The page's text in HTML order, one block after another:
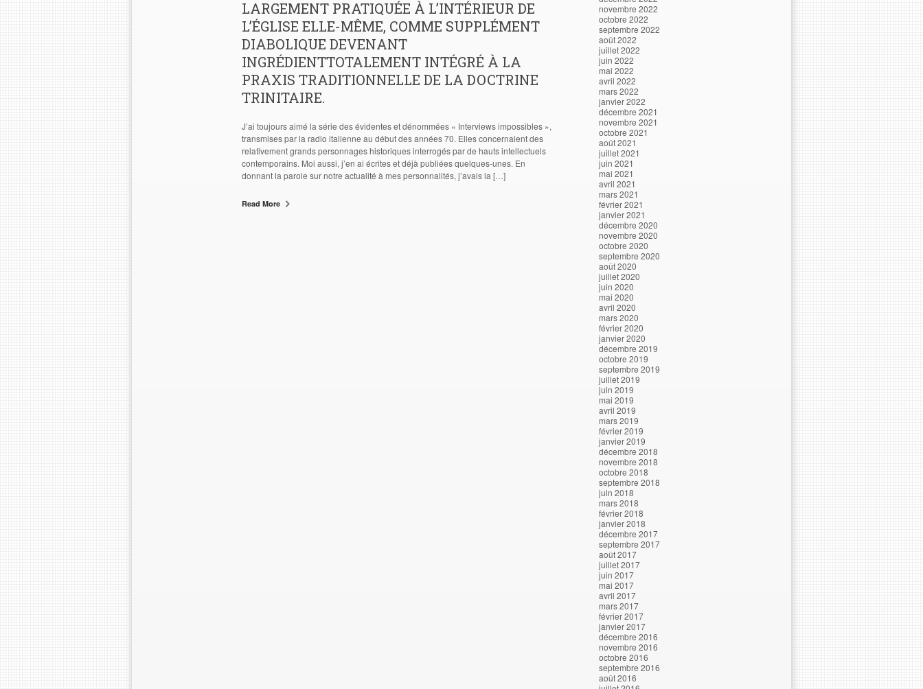
LARGEMENT PRATIQUÉE À L’INTÉRIEUR DE
L’ÉGLISE ELLE-MÊME, COMME SUPPLÉMENT
DIABOLIQUE DEVENANT
INGRÉDIENTTOTALEMENT INTÉGRÉ À LA
PRAXIS TRADITIONNELLE DE LA DOCTRINE
TRINITAIRE.
J’ai toujours aimé la série des évidentes et dénommées « Interviews impossibles »,
transmises par la radio italienne au début des années 70. Elles concernaient des
relativement grands personnages historiques interrogés par de hauts intellectuels
contemporains. Moi aussi, j’en ai écrites et déjà publiées quelques-unes. En
donnant la parole sur notre actualité à mes personnalités, j’avais la […]
Read More
novembre 2022
octobre 2022
septembre 2022
août 2022
juillet 2022
juin 2022
mai 2022
avril 2022
mars 2022
janvier 2022
décembre 2021
novembre 2021
octobre 2021
août 2021
juillet 2021
juin 2021
mai 2021
avril 2021
mars 2021
février 2021
janvier 2021
décembre 2020
novembre 2020
octobre 2020
septembre 2020
août 2020
juillet 2020
juin 2020
mai 2020
avril 2020
mars 2020
février 2020
janvier 2020
décembre 2019
octobre 2019
septembre 2019
juillet 2019
juin 2019
mai 2019
avril 2019
mars 2019
février 2019
janvier 2019
décembre 2018
novembre 2018
octobre 2018
septembre 2018
juin 2018
mars 2018
février 2018
janvier 2018
décembre 2017
septembre 2017
août 2017
juillet 2017
juin 2017
mai 2017
avril 2017
mars 2017
février 2017
janvier 2017
décembre 2016
novembre 2016
octobre 2016
septembre 2016
août 2016